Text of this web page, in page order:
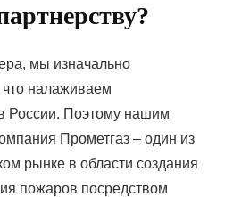
мы изначально
налаживаем
России. Поэтому нашим
Прометгаз – один из
рынке в области создания
пожаров посредством